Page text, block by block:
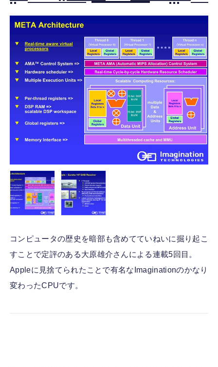
コンピュータの歴史を暗部も含めてていねいに掘り起こ
すことで定評のある大原雄介さんによる連載5回目。
Appleに見捨てられたことで有名なImaginationのかなり
変わったCPUです。